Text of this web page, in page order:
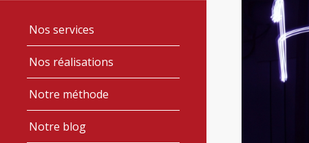
Nos services
Nos réalisations
Notre méthode
Notre blog